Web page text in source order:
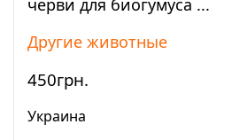
Просмотреть
черви для биогумуса ...
Другие животные
450грн.
Украина